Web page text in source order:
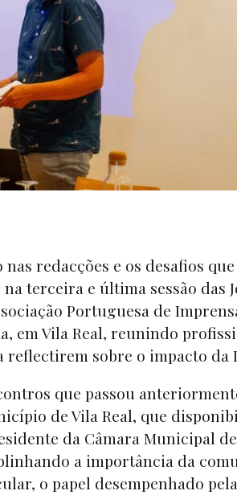
redacções e os desafios
terceira e última sessão das
Portuguesa de
em Vila Real, reunindo
reflectirem sobre o impacto da
que passou
de Vila Real, que
da Câmara Municipal
a importância da
o papel desempenhado